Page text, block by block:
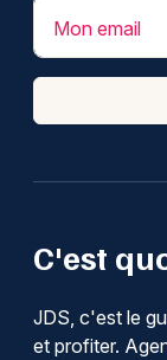
C'est
JDS, c'est le
et profiter.
Mon email